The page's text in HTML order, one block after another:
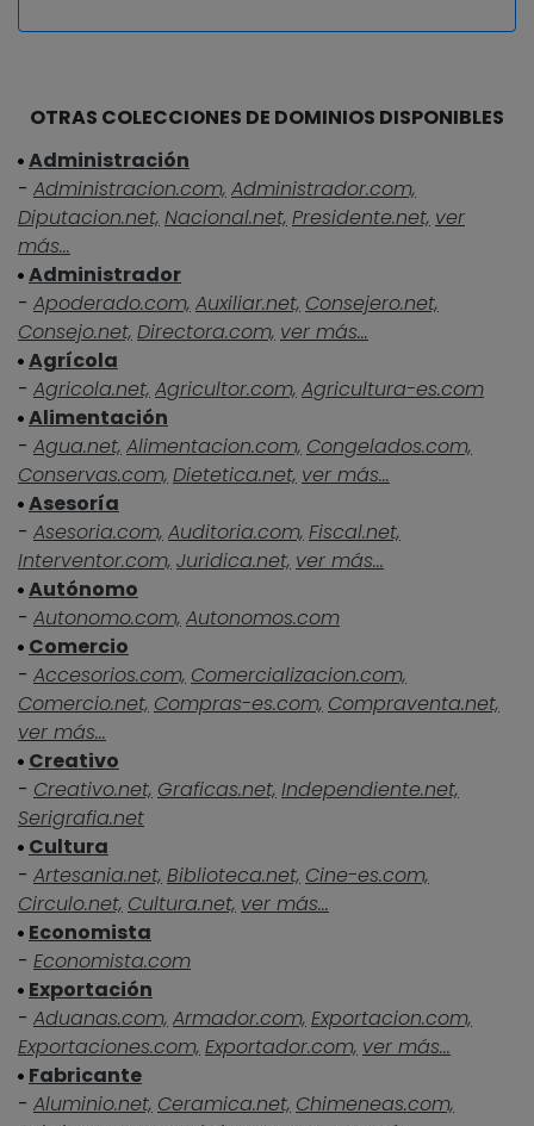
OTRAS COLECCIONES DE DOMINIOS DISPONIBLES
Administración
- Administracion.com, Administrador.com,
Diputacion.net, Nacional.net, Presidente.net, ver
más...
Administrador
- Apoderado.com, Auxiliar.net, Consejero.net,
Consejo.net, Directora.com, ver más...
Agrícola
- Agricola.net, Agricultor.com, Agricultura-es.com
Alimentación
- Agua.net, Alimentacion.com, Congelados.com,
Conservas.com, Dietetica.net, ver más...
Asesoría
- Asesoria.com, Auditoria.com, Fiscal.net,
Interventor.com, Juridica.net, ver más...
Autónomo
- Autonomo.com, Autonomos.com
Comercio
- Accesorios.com, Comercializacion.com,
Comercio.net, Compras-es.com, Compraventa.net,
ver más...
Creativo
- Creativo.net, Graficas.net, Independiente.net,
Serigrafia.net
Cultura
- Artesania.net, Biblioteca.net, Cine-es.com,
Circulo.net, Cultura.net, ver más...
Economista
- Economista.com
Exportación
- Aduanas.com, Armador.com, Exportacion.com,
Exportaciones.com, Exportador.com, ver más...
Fabricante
- Aluminio.net, Ceramica.net, Chimeneas.com,